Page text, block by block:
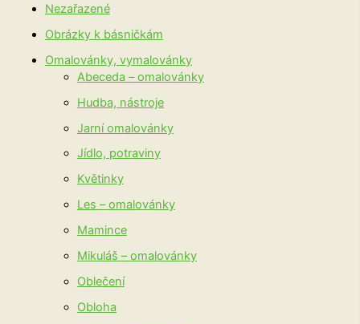
Nezařazené
Obrázky k básničkám
Omalovánky, vymalovánky
Abeceda – omalovánky
Hudba, nástroje
Jarní omalovánky
Jídlo, potraviny
Květinky
Les – omalovánky
Mamince
Mikuláš – omalovánky
Oblečení
Obloha